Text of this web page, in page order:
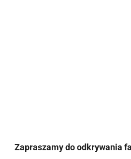
Zapraszamy do odkrywania